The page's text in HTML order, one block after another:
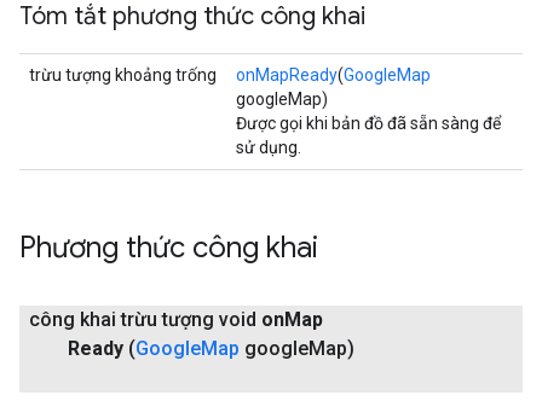
Tóm tắt phương thức công khai
trừu tượng khoảng trống onMapReady(GoogleMap
googleMap)
Được gọi khi bản đồ đã sẵn sàng để
sử dụng.
Phương thức công khai
công khai trừu tượng void onMap
Ready (GoogleMap googleMap)